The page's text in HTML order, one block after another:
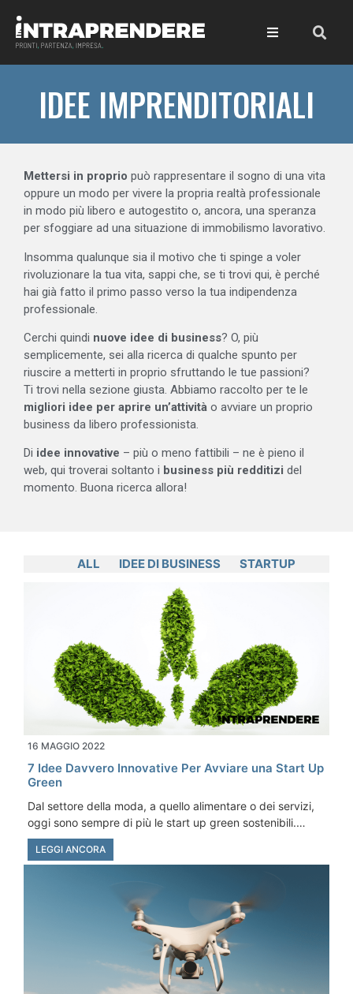
IDEE IMPRENDITORIALI
Mettersi in proprio può rappresentare il sogno di una vita
oppure un modo per vivere la propria realtà professionale
in modo più libero e autogestito o, ancora, una speranza
per sfoggiare ad una situazione di immobilismo lavorativo.
Insomma qualunque sia il motivo che ti spinge a voler
rivoluzionare la tua vita, sappi che, se ti trovi qui, è perché
hai già fatto il primo passo verso la tua indipendenza
professionale.
Cerchi quindi nuove idee di business? O, più
semplicemente, sei alla ricerca di qualche spunto per
riuscire a metterti in proprio sfruttando le tue passioni?
Ti trovi nella sezione giusta. Abbiamo raccolto per te le
migliori idee per aprire un’attività o avviare un proprio
business da libero professionista.
Di idee innovative – più o meno fattibili – ne è pieno il
web, qui troverai soltanto i business più redditizi del
momento. Buona ricerca allora!
ALL IDEE DI BUSINESS STARTUP
16 MAGGIO 2022
7 Idee Davvero Innovative Per Avviare una Start Up
Green
Dal settore della moda, a quello alimentare o dei servizi,
oggi sono sempre di più le start up green sostenibili.…
LEGGI ANCORA